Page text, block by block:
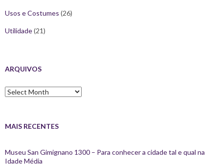
Usos e Costumes (26)
Utilidade(21)
ARQUIVOS
Arquivos
MAIS RECENTES
Museu San Gimignano 1300 – Para conhecer a cidade tal e qual na
Idade Média